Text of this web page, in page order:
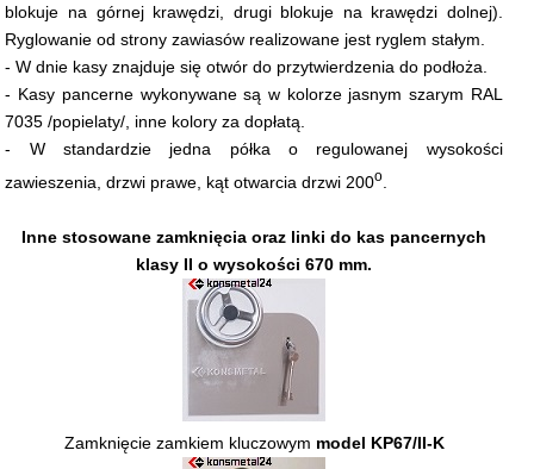
blokuje na górnej krawędzi, drugi blokuje na krawędzi dolnej).
Ryglowanie od strony zawiasów realizowane jest ryglem stałym.
- W dnie kasy znajduje się otwór do przytwierdzenia do podłoża.
- Kasy pancerne wykonywane są w kolorze jasnym szarym RAL
7035 /popielaty/, inne kolory za dopłatą.
- W standardzie jedna półka o regulowanej wysokości
zawieszenia, drzwi prawe, kąt otwarcia drzwi 200o
Inne stosowane zamknięcia oraz linki do kas pancernych
klasy II o wysokości 670 mm.
Zamknięcie zamkiem kluczowym model KP67/II-K